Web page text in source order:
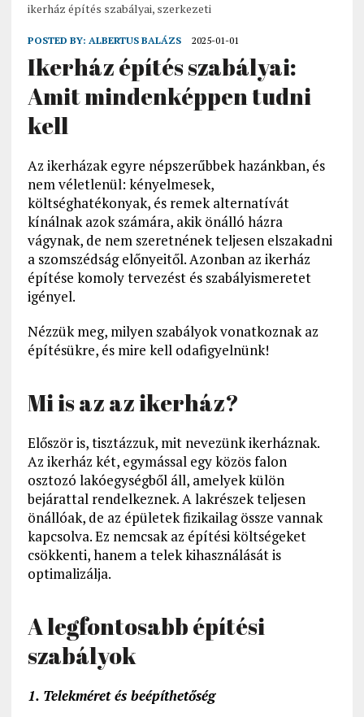
ikerház építés szabályai, szerkezeti
POSTED BY: ALBERTUS BALÁZS 2025-01-01
Ikerház építés szabályai:
Amit mindenképpen tudni
kell
Az ikerházak egyre népszerűbbek hazánkban, és
nem véletlenül: kényelmesek,
költséghatékonyak, és remek alternatívát
kínálnak azok számára, akik önálló házra
vágynak, de nem szeretnének teljesen elszakadni
a szomszédság előnyeitől. Azonban az ikerház
építése komoly tervezést és szabályismeretet
igényel.
Nézzük meg, milyen szabályok vonatkoznak az
építésükre, és mire kell odafigyelnünk!
Mi is az az ikerház?
Először is, tisztázzuk, mit nevezünk ikerháznak.
Az ikerház két, egymással egy közös falon
osztozó lakóegységből áll, amelyek külön
bejárattal rendelkeznek. A lakrészek teljesen
önállóak, de az épületek fizikailag össze vannak
kapcsolva. Ez nemcsak az építési költségeket
csökkenti, hanem a telek kihasználását is
optimalizálja.
A legfontosabb építési
szabályok
1. Telekméret és beépíthetőség